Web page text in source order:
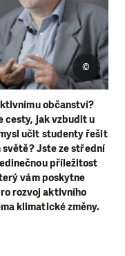
občanství?
cesty, jak vzbudit u
učit studenty řešit
Jste ze střední
příležitost
vám poskytne
rozvoj aktivního
klimatické změny.
©